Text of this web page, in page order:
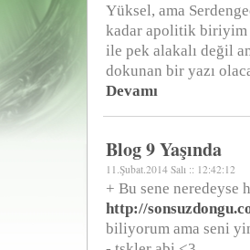
Yüksel, ama
kadar apolitik biriyim
ile pek alakalı değil
dokunan bir yazı
Devamı
Blog 9 Yaşında
11.Şubat.2014 Salı :: 12:42:12
+ Bu sene neredeyse
http://
biliyorum ama seni